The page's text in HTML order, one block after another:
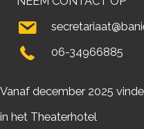
06-34966885
Vanaf december 2025
in het Theaterhotel